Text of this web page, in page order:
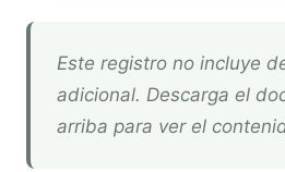
Este registro no incluye descripción
adicional. Descarga el
arriba para ver el